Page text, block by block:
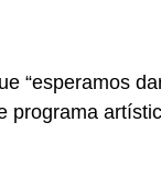
“esperamos
programa